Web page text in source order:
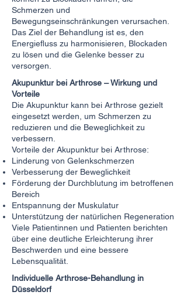
Schmerzen und
Bewegungseinschränkungen verursachen.
Das Ziel der Behandlung ist es, den
Energiefluss zu harmonisieren, Blockaden
zu lösen und die Gelenke besser zu
versorgen.
Akupunktur bei Arthrose – Wirkung und
Vorteile
Die Akupunktur kann bei Arthrose gezielt
eingesetzt werden, um Schmerzen zu
reduzieren und die Beweglichkeit zu
verbessern.
Vorteile der Akupunktur bei Arthrose:
Linderung von Gelenkschmerzen
Verbesserung der Beweglichkeit
Förderung der Durchblutung im betroffenen
Bereich
Entspannung der Muskulatur
Unterstützung der natürlichen Regeneration
Viele Patientinnen und Patienten berichten
über eine deutliche Erleichterung ihrer
Beschwerden und eine bessere
Lebensqualität.
Individuelle Arthrose-Behandlung in
Düsseldorf